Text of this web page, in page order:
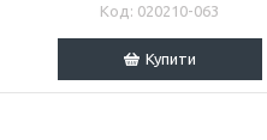
020210-063
Купити